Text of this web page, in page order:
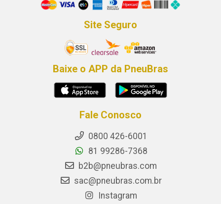
Site Seguro
Baixe o APP da PneuBras
Fale Conosco
0800 426-6001
81 99286-7368
b2b@pneubras.com
sac@pneubras.com.br
Instagram